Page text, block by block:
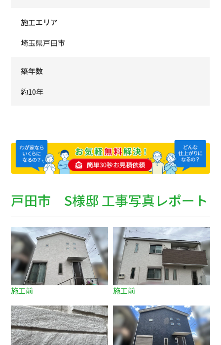
施工エリア
埼玉県戸田市
築年数
約10年
戸田市 S様邸 工事写真レポート
施工前 施工前